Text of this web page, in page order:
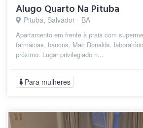
Alugo Quarto Na Pituba
Pituba, Salvador - BA
Apartamento em frente à praia com
farmácias, bancos, Mac Donalds,
próximo. Lugar privilegiado n...
Para mulheres